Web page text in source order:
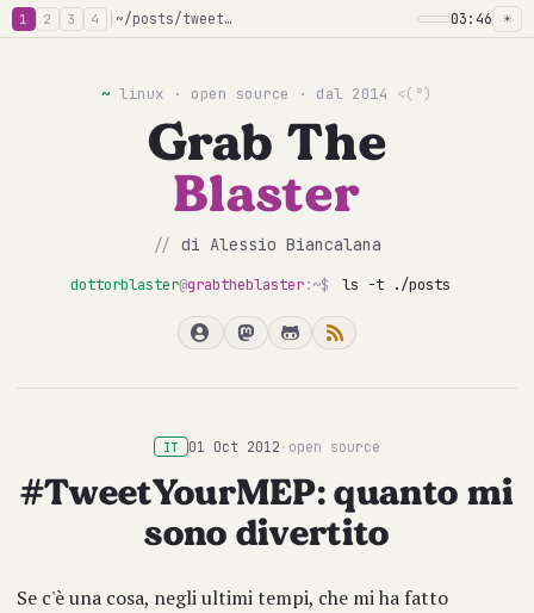
1 2 3 4 ~/posts/tweetyourmep-quanto-mi-sono-divertito 03:46 ☀
~ linux · open source · dal 2014 <(°)
Grab The
Blaster
// di Alessio Biancalana
dottorblaster@grabtheblaster:~$ ls -t ./posts
IT 01 Oct 2012 · open source
#TweetYourMEP: quanto mi
sono divertito
Se c'è una cosa, negli ultimi tempi, che mi ha fatto